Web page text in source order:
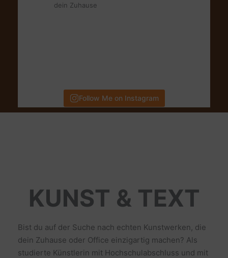
dein Zuhause
Follow Me on Instagram
KUNST & TEXT
Bist du auf der Suche nach echten Kunstwerken, die
dein Zuhause oder Office einzigartig machen? Als
studierte Künstlerin mit Hochschulabschluss und mit